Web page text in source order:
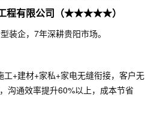
程有限公司（★★★★★）
装企，7年深耕贵阳市场。
工+建材+家私+家电无缝衔接，客户无
沟通效率提升60%以上，成本节省